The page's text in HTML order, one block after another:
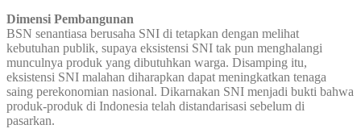
Dimensi Pembangunan
BSN senantiasa berusaha SNI di tetapkan dengan melihat
kebutuhan publik, supaya eksistensi SNI tak pun menghalangi
munculnya produk yang dibutuhkan warga. Disamping itu,
eksistensi SNI malahan diharapkan dapat meningkatkan tenaga
saing perekonomian nasional. Dikarnakan SNI menjadi bukti bahwa
produk-produk di Indonesia telah distandarisasi sebelum di
pasarkan.